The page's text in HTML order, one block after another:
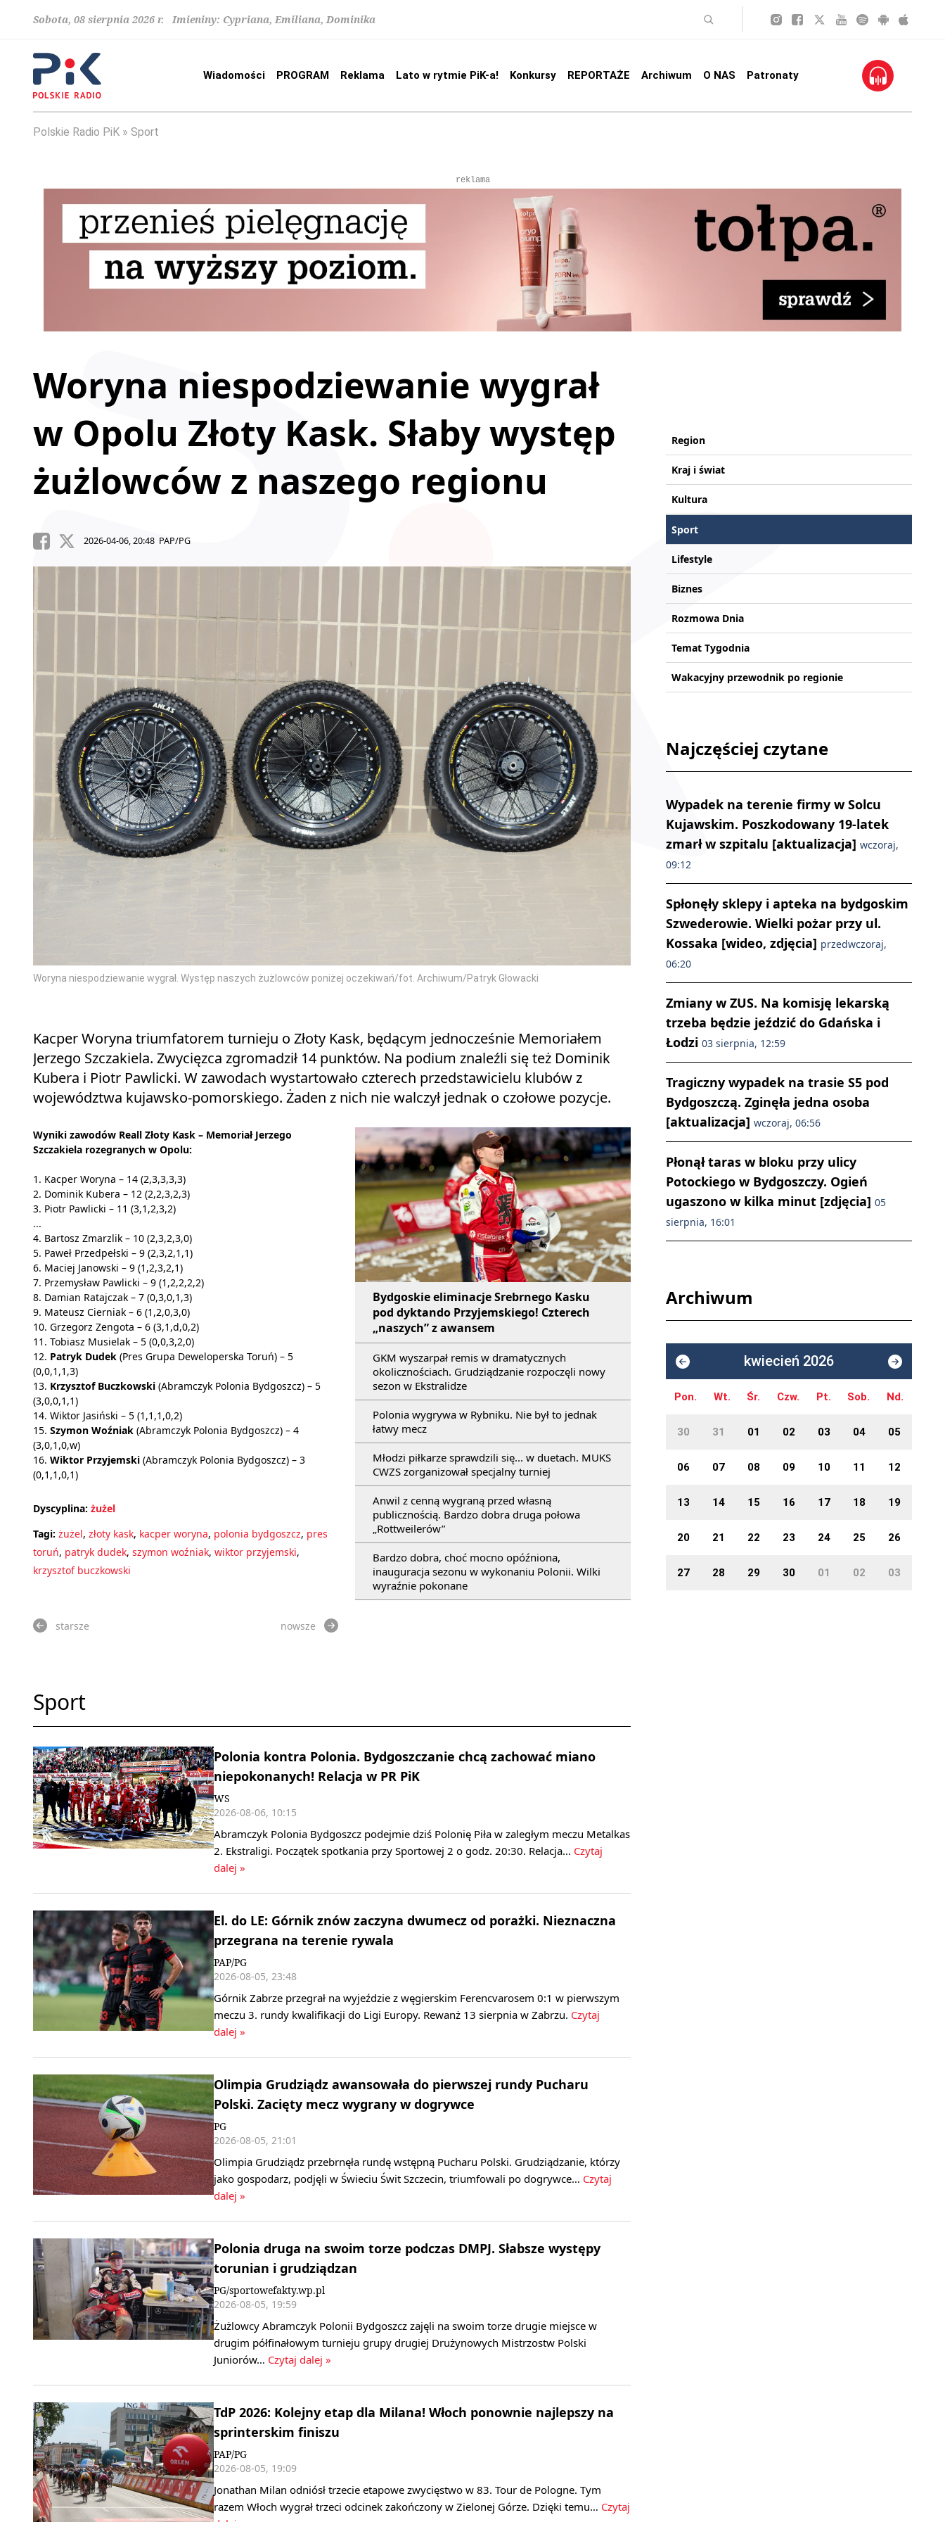
Sobota, 08 sierpnia 2026 r. Imieniny: Cypriana, Emiliana, Dominika
Wiadomości PROGRAM Reklama Lato w rytmie PiK-a! Konkursy REPORTAŻE Archiwum O NAS Patronaty
Polskie Radio PiK Sport
reklama
Woryna niespodziewanie wygrał
w Opolu Złoty Kask. Słaby występ
żużlowców z naszego regionu
2026-04-06, 20:48 PAP/PG
Woryna niespodziewanie wygrał. Występ naszych żużlowców poniżej oczekiwań/fot. Archiwum/Patryk Głowacki
Kacper Woryna triumfatorem turnieju o Złoty Kask, będącym jednocześnie Memoriałem
Jerzego Szczakiela. Zwycięzca zgromadził 14 punktów. Na podium znaleźli się też Dominik
Kubera i Piotr Pawlicki. W zawodach wystartowało czterech przedstawicielu klubów z
województwa kujawsko-pomorskiego. Żaden z nich nie walczył jednak o czołowe pozycje.
Bydgoskie eliminacje Srebrnego Kasku
pod dyktando Przyjemskiego! Czterech
„naszych” z awansem
GKM wyszarpał remis w dramatycznych
okolicznościach. Grudziądzanie rozpoczęli nowy
sezon w Ekstralidze
Polonia wygrywa w Rybniku. Nie był to jednak
łatwy mecz
Młodzi piłkarze sprawdzili się... w duetach. MUKS
CWZS zorganizował specjalny turniej
Anwil z cenną wygraną przed własną
publicznością. Bardzo dobra druga połowa
„Rottweilerów”
Bardzo dobra, choć mocno opóźniona,
inauguracja sezonu w wykonaniu Polonii. Wilki
wyraźnie pokonane
Wyniki zawodów Reall Złoty Kask – Memoriał Jerzego
Szczakiela rozegranych w Opolu:
1. Kacper Woryna – 14 (2,3,3,3,3)
2. Dominik Kubera – 12 (2,2,3,2,3)
3. Piotr Pawlicki – 11 (3,1,2,3,2)
...
4. Bartosz Zmarzlik – 10 (2,3,2,3,0)
5. Paweł Przedpełski – 9 (2,3,2,1,1)
6. Maciej Janowski – 9 (1,2,3,2,1)
7. Przemysław Pawlicki – 9 (1,2,2,2,2)
8. Damian Ratajczak – 7 (0,3,0,1,3)
9. Mateusz Cierniak – 6 (1,2,0,3,0)
10. Grzegorz Zengota – 6 (3,1,d,0,2)
11. Tobiasz Musielak – 5 (0,0,3,2,0)
12. Patryk Dudek (Pres Grupa Deweloperska Toruń) – 5
(0,0,1,1,3)
13. Krzysztof Buczkowski (Abramczyk Polonia Bydgoszcz) – 5
(3,0,0,1,1)
14. Wiktor Jasiński – 5 (1,1,1,0,2)
15. Szymon Woźniak (Abramczyk Polonia Bydgoszcz) – 4
(3,0,1,0,w)
16. Wiktor Przyjemski (Abramczyk Polonia Bydgoszcz) – 3
(0,1,1,0,1)
Dyscyplina: żużel
Tagi: żużel, złoty kask, kacper woryna, polonia bydgoszcz, pres
toruń, patryk dudek, szymon woźniak, wiktor przyjemski,
krzysztof buczkowski
starsze nowsze
Sport
Polonia kontra Polonia. Bydgoszczanie chcą zachować miano
niepokonanych! Relacja w PR PiK
WS
2026-08-06, 10:15
Abramczyk Polonia Bydgoszcz podejmie dziś Polonię Piła w zaległym meczu Metalkas
2. Ekstraligi. Początek spotkania przy Sportowej 2 o godz. 20:30. Relacja… Czytaj
dalej »
El. do LE: Górnik znów zaczyna dwumecz od porażki. Nieznaczna
przegrana na terenie rywala
PAP/PG
2026-08-05, 23:48
Górnik Zabrze przegrał na wyjeździe z węgierskim Ferencvarosem 0:1 w pierwszym
meczu 3. rundy kwalifikacji do Ligi Europy. Rewanż 13 sierpnia w Zabrzu. Czytaj
dalej »
Olimpia Grudziądz awansowała do pierwszej rundy Pucharu
Polski. Zacięty mecz wygrany w dogrywce
PG
2026-08-05, 21:01
Olimpia Grudziądz przebrnęła rundę wstępną Pucharu Polski. Grudziądzanie, którzy
jako gospodarz, podjęli w Świeciu Świt Szczecin, triumfowali po dogrywce… Czytaj
dalej »
Polonia druga na swoim torze podczas DMPJ. Słabsze występy
torunian i grudziądzan
PG/sportowefakty.wp.pl
2026-08-05, 19:59
Żużlowcy Abramczyk Polonii Bydgoszcz zajęli na swoim torze drugie miejsce w
drugim półfinałowym turnieju grupy drugiej Drużynowych Mistrzostw Polski
Juniorów… Czytaj dalej »
TdP 2026: Kolejny etap dla Milana! Włoch ponownie najlepszy na
sprinterskim finiszu
PAP/PG
2026-08-05, 19:09
Jonathan Milan odniósł trzecie etapowe zwycięstwo w 83. Tour de Pologne. Tym
razem Włoch wygrał trzeci odcinek zakończony w Zielonej Górze. Dzięki temu… Czytaj
Region
Kraj i świat
Kultura
Sport
Lifestyle
Biznes
Rozmowa Dnia
Temat Tygodnia
Wakacyjny przewodnik po regionie
Najczęściej czytane
Wypadek na terenie firmy w Solcu
Kujawskim. Poszkodowany 19-latek
zmarł w szpitalu [aktualizacja] wczoraj,
09:12
Spłonęły sklepy i apteka na bydgoskim
Szwederowie. Wielki pożar przy ul.
Kossaka [wideo, zdjęcia] przedwczoraj,
06:20
Zmiany w ZUS. Na komisję lekarską
trzeba będzie jeździć do Gdańska i
Łodzi 03 sierpnia, 12:59
Tragiczny wypadek na trasie S5 pod
Bydgoszczą. Zginęła jedna osoba
[aktualizacja] wczoraj, 06:56
Płonął taras w bloku przy ulicy
Potockiego w Bydgoszczy. Ogień
ugaszono w kilka minut [zdjęcia] 05
sierpnia, 16:01
Archiwum
kwiecień 2026
Pon. Wt. Śr. Czw. Pt. Sob. Nd.
30 31 01 02 03 04 05
06 07 08 09 10 11 12
13 14 15 16 17 18 19
20 21 22 23 24 25 26
27 28 29 30 01 02 03